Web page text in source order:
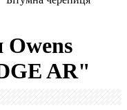
Owens
AR"